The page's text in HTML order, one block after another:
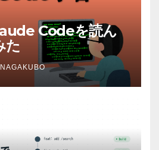
Codeを読ん
た
NAGAKUBO